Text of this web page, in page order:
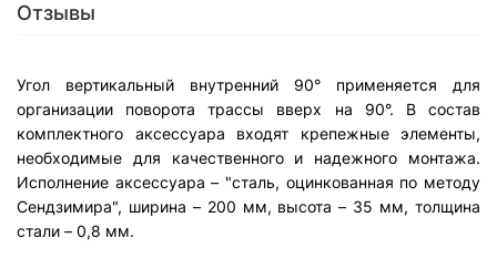
Отзывы
Угол вертикальный внутренний 90° применяется для
организации поворота трассы вверх на 90°. В состав
комплектного аксессуара входят крепежные элементы,
необходимые для качественного и надежного монтажа.
Исполнение аксессуара – "сталь, оцинкованная по методу
Сендзимира", ширина – 200 мм, высота – 35 мм, толщина
стали – 0,8 мм.